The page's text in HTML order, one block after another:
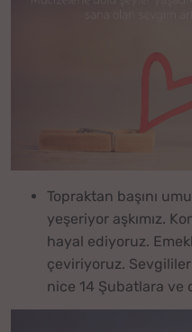
Topraktan başını
yeşeriyor aşkımız.
hayal ediyoruz.
çeviriyoruz.
nice 14 Şubatlara ve